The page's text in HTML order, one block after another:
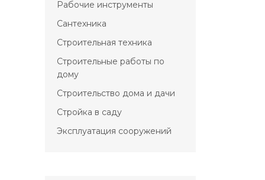
Рабочие инструменты
Сантехника
Строительная техника
Строительные работы по
дому
Строительство дома и дачи
Стройка в саду
Эксплуатация сооружений